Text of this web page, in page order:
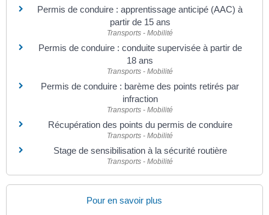
Permis de conduire : apprentissage anticipé (AAC) à
partir de 15 ans
Transports - Mobilité
Permis de conduire : conduite supervisée à partir de
18 ans
Transports - Mobilité
Permis de conduire : barème des points retirés par
infraction
Transports - Mobilité
Récupération des points du permis de conduire
Transports - Mobilité
Stage de sensibilisation à la sécurité routière
Transports - Mobilité
Pour en savoir plus